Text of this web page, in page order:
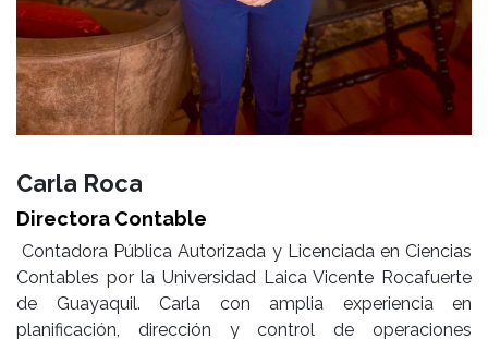
Carla Roca
Directora Contable
Contadora Pública Autorizada y Licenciada en Ciencias
Contables por la Universidad Laica Vicente Rocafuerte
de Guayaquil. Carla con amplia experiencia en
planificación, dirección y control de operaciones